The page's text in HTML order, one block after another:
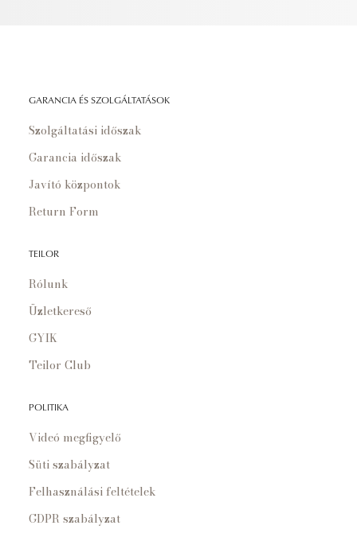
GARANCIA ÉS SZOLGÁLTATÁSOK
Szolgáltatási időszak
Garancia időszak
Javító központok
Return Form
TEILOR
Rólunk
Üzletkereső
GYIK
Teilor Club
POLITIKA
Videó megfigyelő
Süti szabályzat
Felhasználási feltételek
GDPR szabályzat